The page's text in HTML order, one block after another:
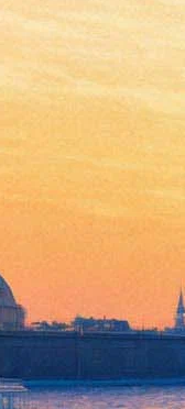
В
театра с
12 апреля 2019,